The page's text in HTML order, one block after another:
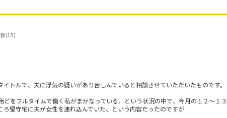
(15)
トルで、夫に浮気の疑いがあり苦しんでいると相談させていただいたものです。
をフルタイムで働く私がまかなっている、という状況の中で、今月の１２～１
ろ留守宅に夫が女性を連れ込んでいた、という内容だったのですが…